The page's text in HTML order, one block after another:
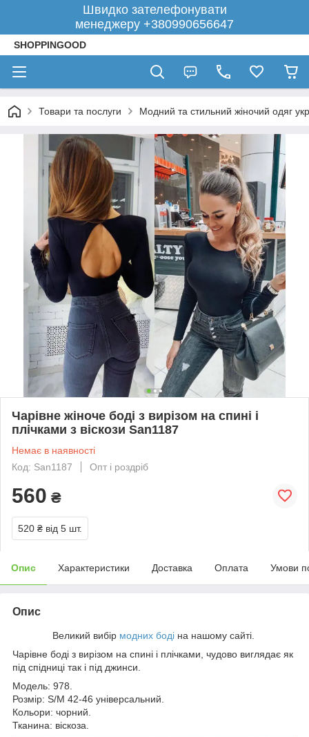
Швидко зателефонувати
менеджеру +380990656647
SHOPPINGOOD
Товари та послуги Модний та стильний жіночий одяг
Чарівне жіноче боді з вирізом на спині і
плічками з віскози San1187
Немає в наявності
Код: San1187
Опт і роздріб
560 ₴
520 ₴ від 5 шт.
Опис Характеристики Доставка Оплата Умови
Опис
Великий вибір модних боді на нашому сайті.
Чарівне боді з вирізом на спині і плічками, чудово виглядає як
під спідниці так і під джинси.
Модель: 978.
Розмір: S/M 42-46 універсальний.
Кольори: чорний.
Тканина: віскоза.